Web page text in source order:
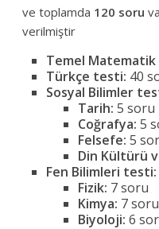
ve toplamda 120 soru
verilmiştir
Temel
Türkçe testi: 40
Sosyal Bilimler
Tarih:5 soru
Coğrafya:5
Felsefe: 5
Din Kültürü
Fen Bilimleri testi:
Fizik: 7 soru
Kimya: 7 soru
Biyoloji:6